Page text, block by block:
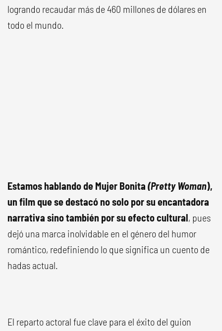
logrando recaudar más de 460 millones de dólares en
todo el mundo.
Estamos hablando de Mujer Bonita (Pretty Woman),
un film que se destacó no solo por su encantadora
narrativa sino también por su efecto cultural, pues
dejó una marca inolvidable en el género del humor
romántico, redefiniendo lo que significa un cuento de
hadas actual.
El reparto actoral fue clave para el éxito del guion